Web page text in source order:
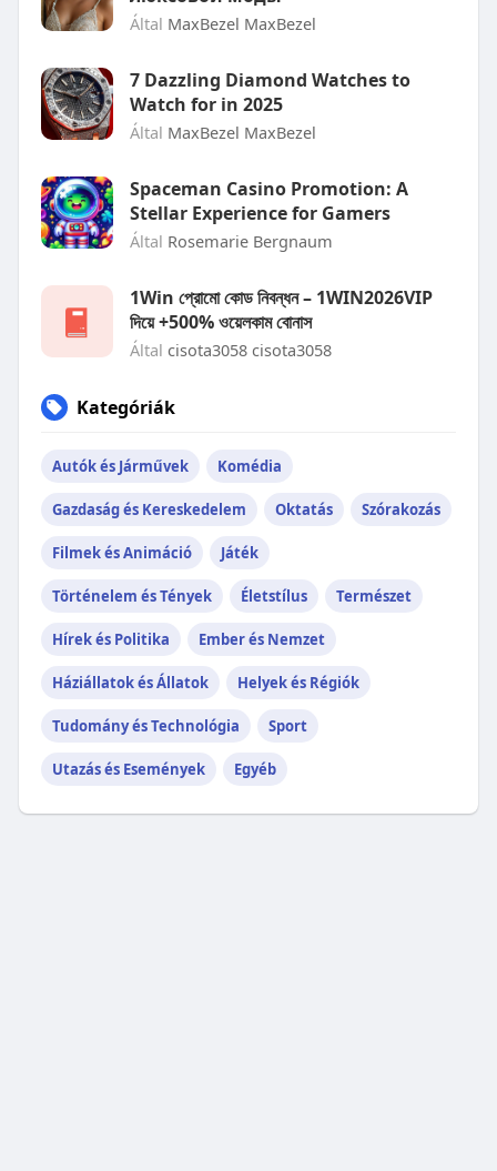
Által MaxBezel MaxBezel
7 Dazzling Diamond Watches to
Watch for in 2025
Által MaxBezel MaxBezel
Spaceman Casino Promotion: A
Stellar Experience for Gamers
Által Rosemarie Bergnaum
1Win প্রোমো কোড নিবন্ধন – 1WIN2026VIP
দিয়ে +500% ওয়েলকাম বোনাস
Által cisota3058 cisota3058
Kategóriák
Autók és Járművek Komédia
Gazdaság és Kereskedelem Oktatás Szórakozás
Filmek és Animáció Játék
Történelem és Tények Életstílus Természet
Hírek és Politika Ember és Nemzet
Háziállatok és Állatok Helyek és Régiók
Tudomány és Technológia Sport
Utazás és Események Egyéb